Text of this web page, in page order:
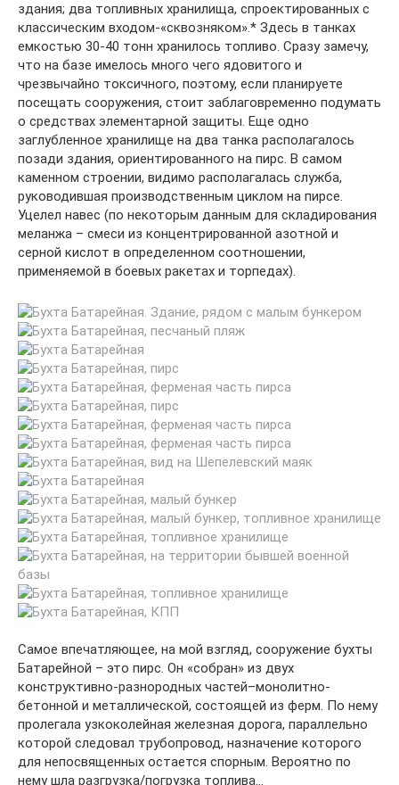
здания; два топливных хранилища, спроектированных с
классическим входом-«сквозняком».* Здесь в танках
емкостью 30-40 тонн хранилось топливо. Сразу замечу,
что на базе имелось много чего ядовитого и
чрезвычайно токсичного, поэтому, если планируете
посещать сооружения, стоит заблаговременно подумать
о средствах элементарной защиты. Еще одно
заглубленное хранилище на два танка располагалось
позади здания, ориентированного на пирс. В самом
каменном строении, видимо располагалась служба,
руководившая производственным циклом на пирсе.
Уцелел навес (по некоторым данным для складирования
меланжа – смеси из концентрированной азотной и
серной кислот в определенном соотношении,
применяемой в боевых ракетах и торпедах).
Самое впечатляющее, на мой взгляд, сооружение бухты
Батарейной – это пирс. Он «собран» из двух
конструктивно-разнородных частей–монолитно-
бетонной и металлической, состоящей из ферм. По нему
пролегала узкоколейная железная дорога, параллельно
которой следовал трубопровод, назначение которого
для непосвященных остается спорным. Вероятно по
нему шла разгрузка/погрузка топлива…